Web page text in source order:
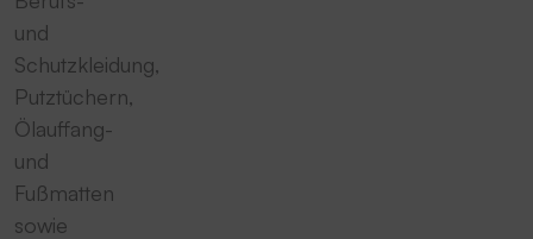
und
Schutzkleidung,
Putztüchern,
Ölauffang-
und
Fußmatten
sowie